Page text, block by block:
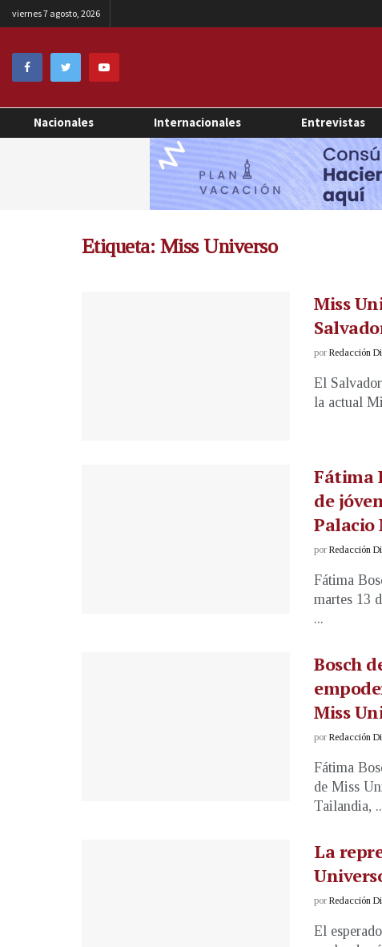
viernes 7 agosto, 2026
Nacionales Internacionales Entrevistas
Etiqueta: Miss Universo
Miss
por Redacción
El
la actual
Fátima
de
por Redacción
Fátima
martes 13
...
Bosch
Miss
por Redacción
Fátima
de Miss
Tailandia,
La
por Redacción
El